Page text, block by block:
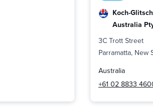
Koch-
Australia
3C Trott Street
Parramatta, New
Australia
+61 02 8833